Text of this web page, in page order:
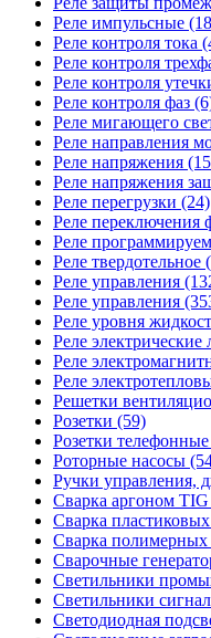
Реле импульсные
Реле контроля тока
Реле контроля
Реле контроля
Реле контроля фаз
Реле мигающего
Реле направления
Реле напряжения
Реле напряжения
Реле перегрузки (24)
Реле переключения
Реле
Реле твердотельное
Реле управления
Реле управления
Реле уровня
Реле электрические
Реле
Реле
Решетки
Розетки (59)
Розетки
Роторные насосы
Ручки управления,
Сварка аргоном
Сварка
Сварка полимерных
Сварочные
Светильники
Светильники
Светодиодная